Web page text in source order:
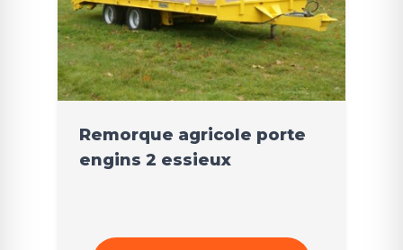
Remorque agricole porte
engins 2 essieux